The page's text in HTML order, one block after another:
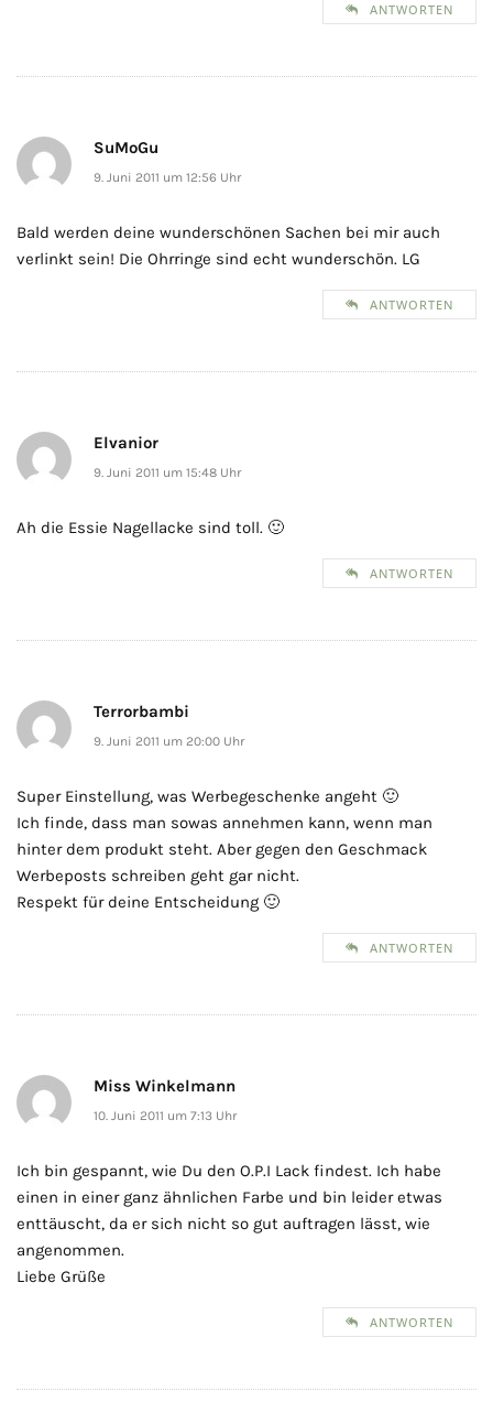
ANTWORTEN
SuMoGu
9. Juni 2011 um 12:56 Uhr
Bald werden deine wunderschönen Sachen bei mir auch
verlinkt sein! Die Ohrringe sind echt wunderschön. LG
ANTWORTEN
Elvanior
9. Juni 2011 um 15:48 Uhr
Ah die Essie Nagellacke sind toll. 🙂
ANTWORTEN
Terrorbambi
9. Juni 2011 um 20:00 Uhr
Super Einstellung, was Werbegeschenke angeht 🙂
Ich finde, dass man sowas annehmen kann, wenn man
hinter dem produkt steht. Aber gegen den Geschmack
Werbeposts schreiben geht gar nicht.
Respekt für deine Entscheidung 🙂
ANTWORTEN
Miss Winkelmann
10. Juni 2011 um 7:13 Uhr
Ich bin gespannt, wie Du den O.P.I Lack findest. Ich habe
einen in einer ganz ähnlichen Farbe und bin leider etwas
enttäuscht, da er sich nicht so gut auftragen lässt, wie
angenommen.
Liebe Grüße
ANTWORTEN